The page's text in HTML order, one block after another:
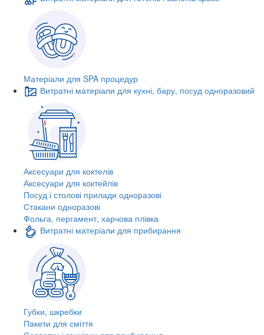
Матеріали для SPA процедур
Витратні матеріали для кухні, бару, посуд одноразовий
Аксесуари для коктелів
Аксесуари для коктейлів
Посуд і столові прилади одноразові
Стакани одноразові
Фольга, пергамент, харчова плівка
Витратні матеріали для прибирання
Губки, шкребки
Пакети для сміття